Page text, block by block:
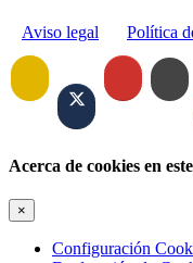
Aviso legal Política
Acerca de cookies en
×
Configuración